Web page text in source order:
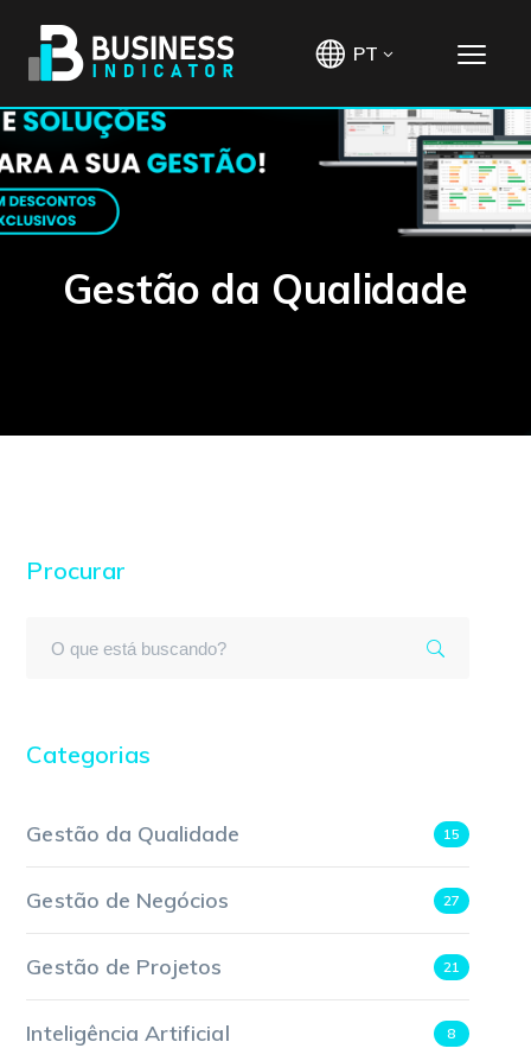
PT
Gestão da Qualidade
Procurar
Categorias
Gestão da Qualidade 15
Gestão de Negócios 27
Gestão de Projetos 21
Inteligência Artificial 8